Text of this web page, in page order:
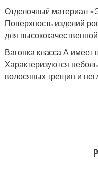
Отделочный материал
Поверхность изделий
для
Вагонка класса А имеет
Характеризуются
волосяных трещин и